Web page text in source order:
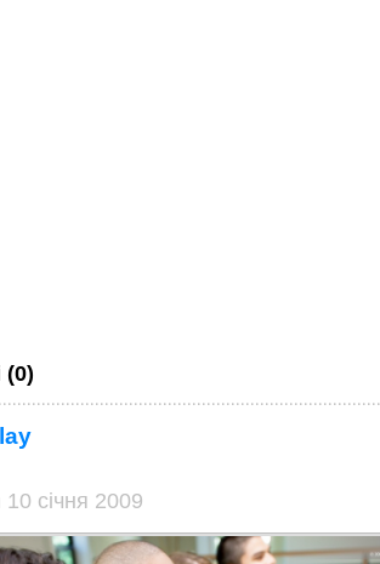
(0)
січня 2009